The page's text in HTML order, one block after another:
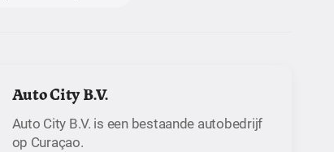
Auto City B.V.
Auto City B.V. is een bestaande autobedrijf
op Curaçao.